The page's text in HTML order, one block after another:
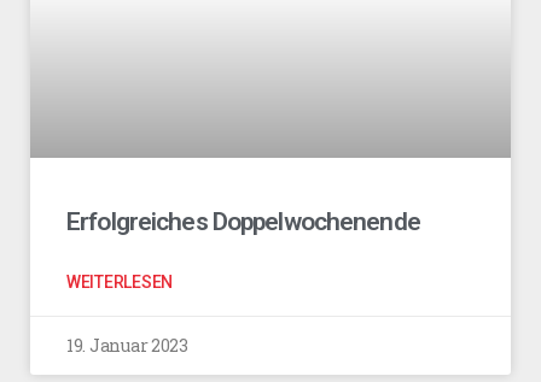
Erfolgreiches Doppelwochenende
WEITERLESEN
19. Januar 2023